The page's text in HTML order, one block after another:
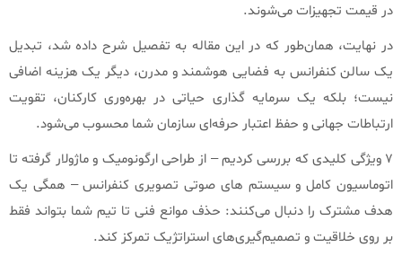
در قیمت تجهیزات می‌شوند.
در نهایت، همان‌طور که در این مقاله به تفصیل شرح داده شد، تبدیل
یک سالن کنفرانس به فضایی هوشمند و مدرن، دیگر یک هزینه اضافی
نیست؛ بلکه یک سرمایه‌ گذاری حیاتی در بهره‌وری کارکنان، تقویت
ارتباطات جهانی و حفظ اعتبار حرفه‌ای سازمان شما محسوب می‌شود.
۷ ویژگی کلیدی که بررسی کردیم – از طراحی ارگونومیک و ماژولار گرفته تا
اتوماسیون کامل و سیستم‌ های صوتی تصویری کنفرانس – همگی یک
هدف مشترک را دنبال می‌کنند: حذف موانع فنی تا تیم شما بتواند فقط
بر روی خلاقیت و تصمیم‌گیری‌های استراتژیک تمرکز کند.